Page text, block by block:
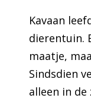
Kavaan
dierentuin.
maatje,
Sindsdien
alleen in